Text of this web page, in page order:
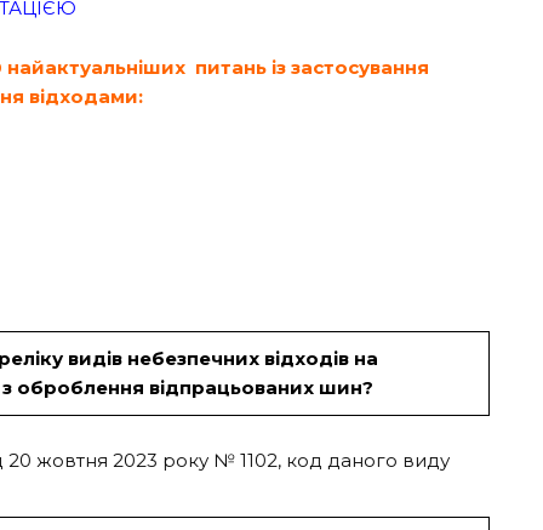
питань із застосування
відходами:
видів небезпечних відходів на
оброблення відпрацьованих шин?
20 жовтня 2023 року № 1102, код даного виду